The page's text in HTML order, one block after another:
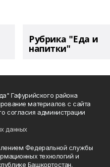
Рубрика "Еда и
напитки"
Гафурийского района
материалов с сайта
согласия администрации
данных
Федеральной службы
технологий и
Башкортостан.